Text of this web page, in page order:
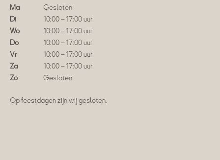
Ma
Gesloten
Di
10:00 – 17:00 uur
Wo
10:00 – 17:00 uur
Do
10:00 – 17:00 uur
Vr
10:00 – 17:00 uur
Za
10:00 – 17:00 uur
Zo
Gesloten
Op feestdagen zijn wij gesloten.